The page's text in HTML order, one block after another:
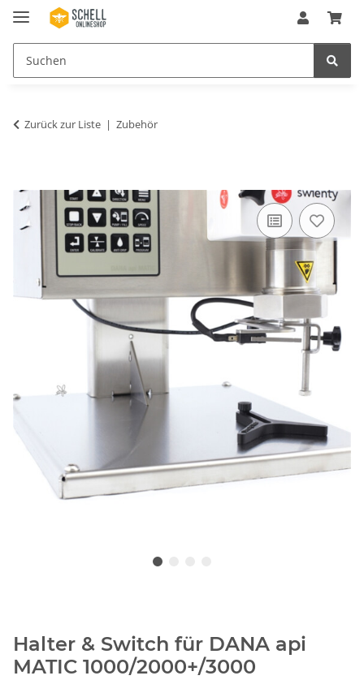
Zurück zur Liste Zubehör
Halter & Switch für DANA api
MATIC 1000/2000+/3000